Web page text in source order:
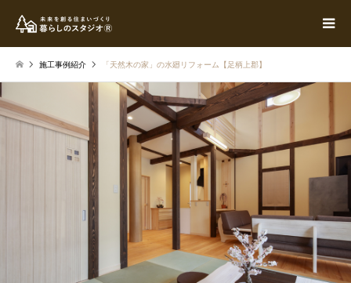
施工事例紹介 「天然木の家」の水廻リフォーム【足柄上郡】